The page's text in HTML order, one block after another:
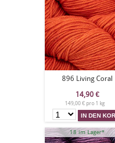
896 Living Coral
14,90 €
149,00 € pro 1 kg
18 im Lager*